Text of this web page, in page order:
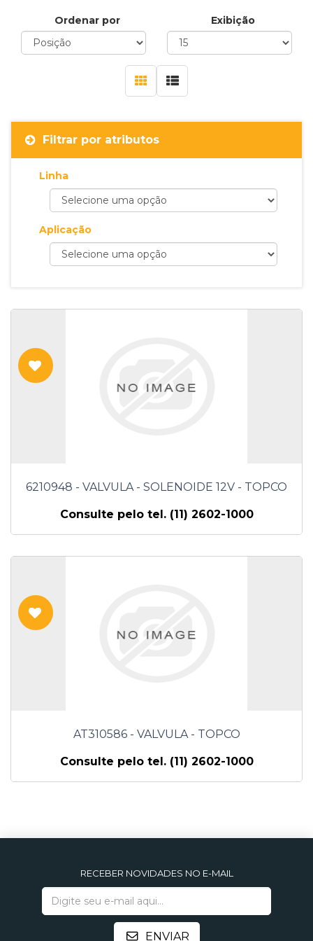
Ordenar por Exibição
Filtrar por atributos
Linha
Aplicação
6210948 - VALVULA - SOLENOIDE 12V - TOPCO
Consulte pelo tel. (11) 2602-1000
AT310586 - VALVULA - TOPCO
Consulte pelo tel. (11) 2602-1000
RECEBER NOVIDADES NO E-MAIL